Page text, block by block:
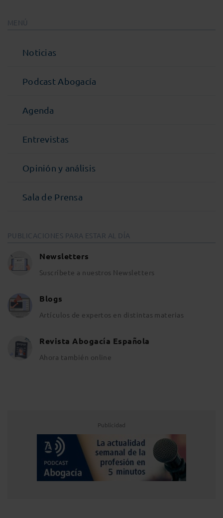
MENÚ
Noticias
Podcast Abogacía
Agenda
Entrevistas
Opinión y análisis
Sala de Prensa
PUBLICACIONES PARA ESTAR AL DÍA
Newsletters
Suscríbete a nuestros Newsletters
Blogs
Artículos de expertos en distintas materias
Revista Abogacía Española
Ahora también online
Publicidad